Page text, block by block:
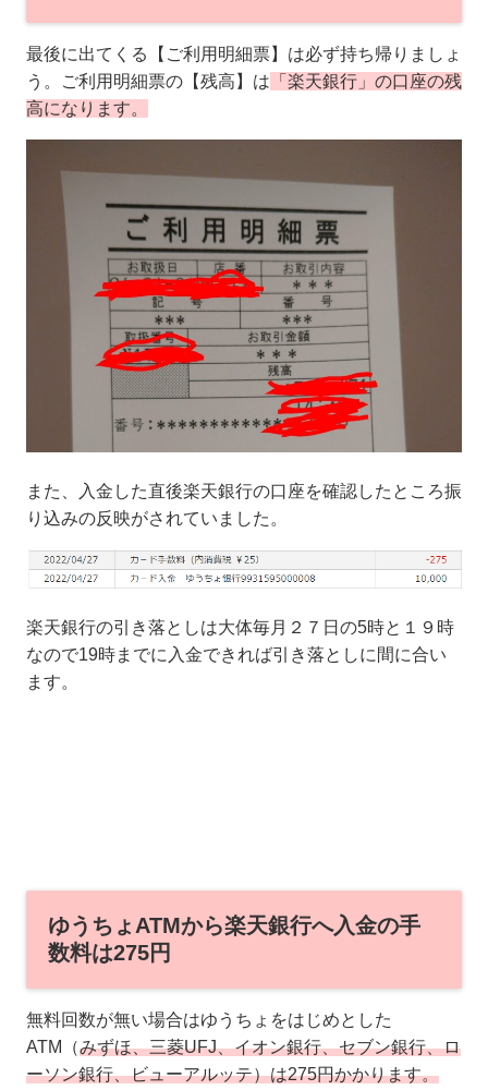
最後に出てくる【ご利用明細票】は必ず持ち帰りましょ
う。ご利用明細票の【残高】は 「楽天銀行」の口座の残
高になります。
また、入金した直後楽天銀行の口座を確認したところ振
り込みの反映がされていました。
楽天銀行の引き落としは大体毎月２７日の5時と１９時
なので19時までに入金できれば引き落としに間に合い
ます。
ゆうちょATMから楽天銀行へ入金の手
数料は275円
無料回数が無い場合はゆうちょをはじめとした
ATM（みずほ、三菱UFJ、イオン銀行、セブン銀行、ロ
ーソン銀行、ビューアルッテ）は275円かかります。